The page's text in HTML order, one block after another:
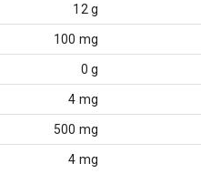
12 g
100 mg
0 g
4 mg
500 mg
4 mg